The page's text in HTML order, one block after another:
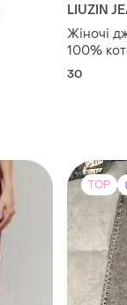
LIUZIN
Жіночі
100%
30
TOP